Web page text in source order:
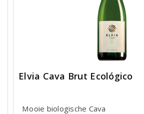
Elvia Cava Brut Ecológico
Mooie biologische Cava